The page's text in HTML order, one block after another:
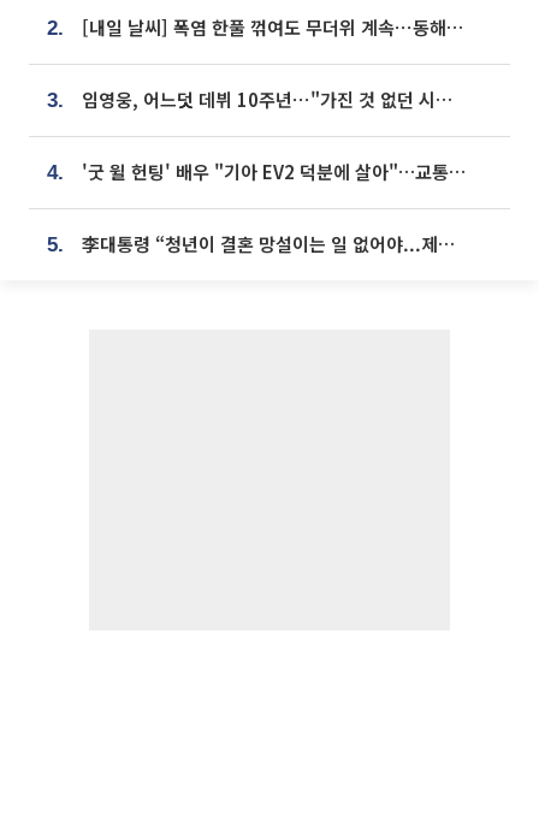
2. [내일 날씨] 폭염 한풀 꺾여도 무더위 계속⋯동해안 이틀 연속 비
3. 임영웅, 어느덧 데뷔 10주년⋯"가진 것 없던 시절, 내 앞엔 20명의 팬뿐"
4. '굿 윌 헌팅' 배우 "기아 EV2 덕분에 살아"…교통사고 후 안전성 극찬
5. 李대통령 “청년이 결혼 망설이는 일 없어야...제도상 불이익 조사”